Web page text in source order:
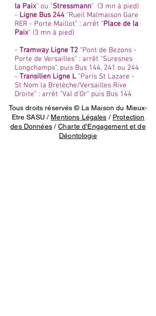
la Paix" ou "Stressmann" (3 mn à pied)
- Ligne Bus 244 "Rueil Malmaison Gare
RER - Porte Maillot" : arrêt "Place de la
Paix" (3 mn à pied)
- Tramway Ligne T2 "Pont de Bezons -
Porte de Versailles" : arrêt "Suresnes
Longchamps", puis Bus 144, 241 ou 244
- Transilien Ligne L"Paris St Lazare -
St Nom la Bretèche/Versailles Rive
Droite" : arrêt "Val d'Or" puis Bus 144
Tous droits réservés © La Maison du Mieux-
Etre SASU / Mentions Légales / Protection
des Données/Charte d'Engagement et de
Déontologie